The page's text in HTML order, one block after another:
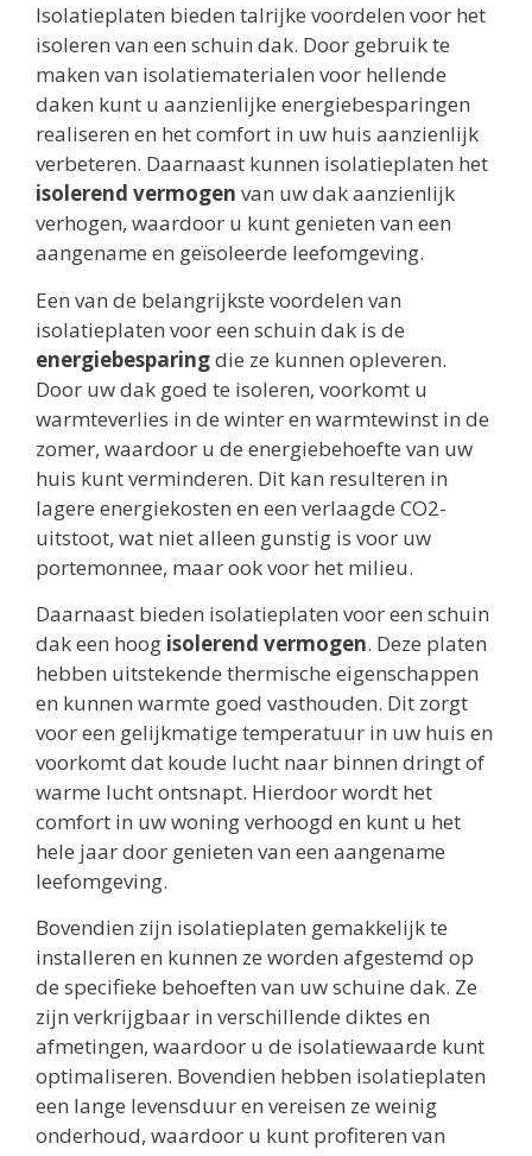
Isolatieplaten bieden talrijke voordelen voor het
isoleren van een schuin dak. Door gebruik te
maken van isolatiematerialen voor hellende
daken kunt u aanzienlijke energiebesparingen
realiseren en het comfort in uw huis aanzienlijk
verbeteren. Daarnaast kunnen isolatieplaten het
isolerend vermogen van uw dak aanzienlijk
verhogen, waardoor u kunt genieten van een
aangename en geïsoleerde leefomgeving.
Een van de belangrijkste voordelen van
isolatieplaten voor een schuin dak is de
energiebesparingdie ze kunnen opleveren.
Door uw dak goed te isoleren, voorkomt u
warmteverlies in de winter en warmtewinst in de
zomer, waardoor u de energiebehoefte van uw
huis kunt verminderen. Dit kan resulteren in
lagere energiekosten en een verlaagde CO2-
uitstoot, wat niet alleen gunstig is voor uw
portemonnee, maar ook voor het milieu.
Daarnaast bieden isolatieplaten voor een schuin
dak een hoog isolerend vermogen. Deze platen
hebben uitstekende thermische eigenschappen
en kunnen warmte goed vasthouden. Dit zorgt
voor een gelijkmatige temperatuur in uw huis en
voorkomt dat koude lucht naar binnen dringt of
warme lucht ontsnapt. Hierdoor wordt het
comfort in uw woning verhoogd en kunt u het
hele jaar door genieten van een aangename
leefomgeving.
Bovendien zijn isolatieplaten gemakkelijk te
installeren en kunnen ze worden afgestemd op
de specifieke behoeften van uw schuine dak. Ze
zijn verkrijgbaar in verschillende diktes en
afmetingen, waardoor u de isolatiewaarde kunt
optimaliseren. Bovendien hebben isolatieplaten
een lange levensduur en vereisen ze weinig
onderhoud, waardoor u kunt profiteren van